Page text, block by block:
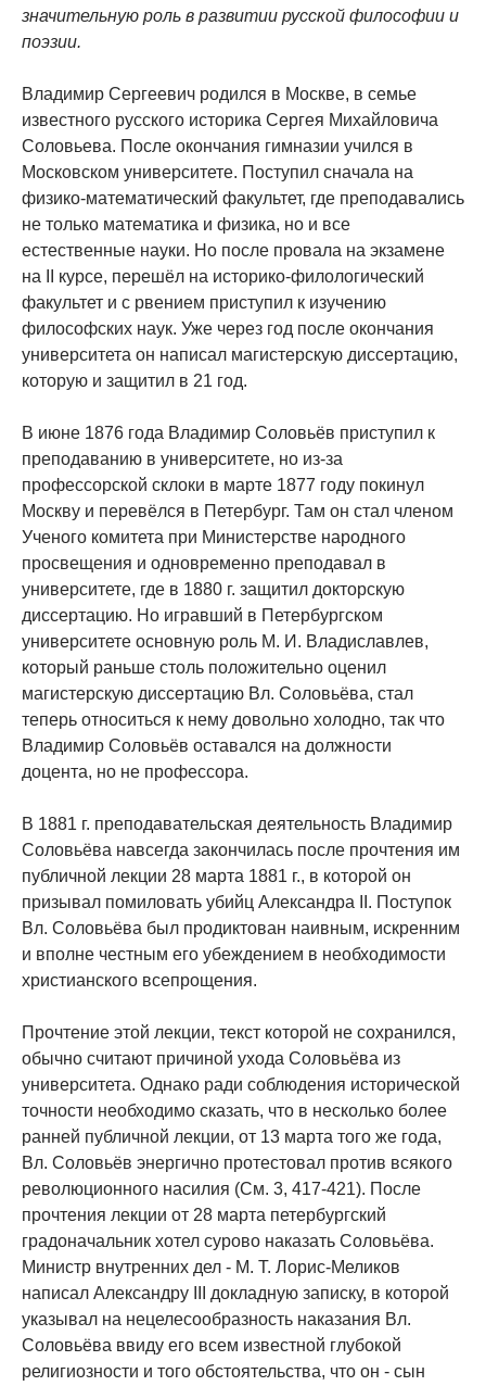
значительную роль в развитии русской философии и
поэзии.
Владимир Сергеевич родился в Москве, в семье
известного русского историка Сергея Михайловича
Соловьева. После окончания гимназии учился в
Московском университете. Поступил сначала на
физико-математический факультет, где преподавались
не только математика и физика, но и все
естественные науки. Но после провала на экзамене
на II курсе, перешёл на историко-филологический
факультет и с рвением приступил к изучению
философских наук. Уже через год после окончания
университета он написал магистерскую диссертацию,
которую и защитил в 21 год.
В июне 1876 года Владимир Соловьёв приступил к
преподаванию в университете, но из-за
профессорской склоки в марте 1877 году покинул
Москву и перевёлся в Петербург. Там он стал членом
Ученого комитета при Министерстве народного
просвещения и одновременно преподавал в
университете, где в 1880 г. защитил докторскую
диссертацию. Но игравший в Петербургском
университете основную роль М. И. Владиславлев,
который раньше столь положительно оценил
магистерскую диссертацию Вл. Соловьёва, стал
теперь относиться к нему довольно холодно, так что
Владимир Соловьёв оставался на должности
доцента, но не профессора.
В 1881 г. преподавательская деятельность Владимир
Соловьёва навсегда закончилась после прочтения им
публичной лекции 28 марта 1881 г., в которой он
призывал помиловать убийц Александра II. Поступок
Вл. Соловьёва был продиктован наивным, искренним
и вполне честным его убеждением в необходимости
христианского всепрощения.
Прочтение этой лекции, текст которой не сохранился,
обычно считают причиной ухода Соловьёва из
университета. Однако ради соблюдения исторической
точности необходимо сказать, что в несколько более
ранней публичной лекции, от 13 марта того же года,
Вл. Соловьёв энергично протестовал против всякого
революционного насилия (См. 3, 417-421). После
прочтения лекции от 28 марта петербургский
градоначальник хотел сурово наказать Соловьёва.
Министр внутренних дел - М. Т. Лорис-Меликов
написал Александру III докладную записку, в которой
указывал на нецелесообразность наказания Вл.
Соловьёва ввиду его всем известной глубокой
религиозности и того обстоятельства, что он - сын